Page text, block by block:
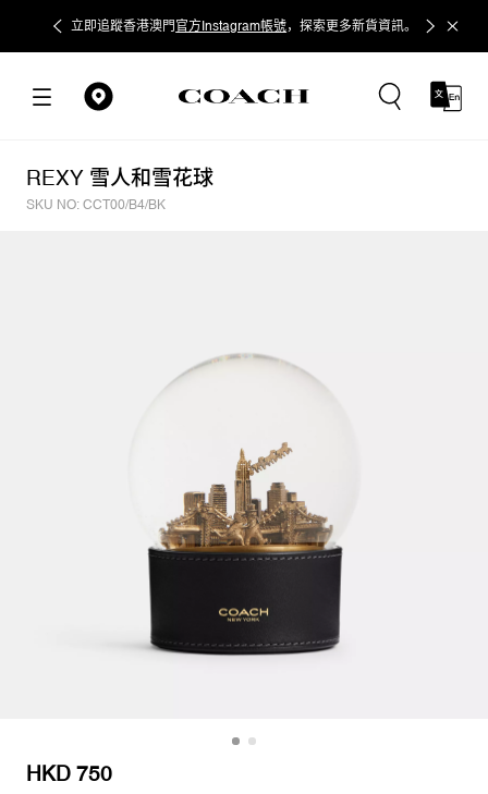
立即追蹤香港澳門 官方Instagram帳號，探索更多新貨資訊。
REXY 雪人和雪花球
SKU NO: CCT00/B4/BK
HKD 750